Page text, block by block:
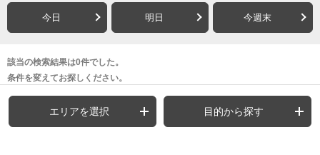
今日 明日 今週末
該当の検索結果は0件でした。
条件を変えてお探しください。
エリアを選択 目的から探す